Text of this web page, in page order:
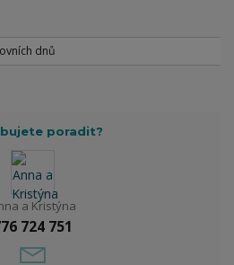
dnů
poradit?
a Kristýna
724 751